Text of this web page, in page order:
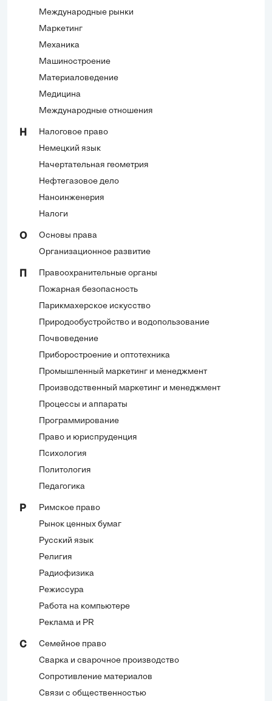
Международные рынки
Маркетинг
Механика
Машиностроение
Материаловедение
Медицина
Международные отношения
Н
Налоговое право
Немецкий язык
Начертательная геометрия
Нефтегазовое дело
Наноинженерия
Налоги
О
Основы права
Организационное развитие
Правоохранительные органы
Пожарная безопасность
Парикмахерское искусство
Природообустройство и водопользование
Почвоведение
Приборостроение и оптотехника
Промышленный маркетинг и менеджмент
Производственный маркетинг и менеджмент
Процессы и аппараты
Программирование
Право и юриспруденция
Психология
Политология
Педагогика
Р
Римское право
Рынок ценных бумаг
Русский язык
Религия
Радиофизика
Режиссура
Работа на компьютере
Реклама и PR
С
Семейное право
Сварка и сварочное производство
Сопротивление материалов
Связи с общественностью